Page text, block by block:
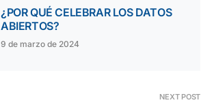
¿POR QUÉ CELEBRAR LOS DATOS
ABIERTOS?
9 de marzo de 2024
NEXT POST